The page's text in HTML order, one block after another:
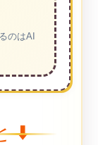
のはAI
⬇️